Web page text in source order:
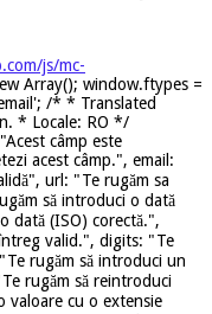
js/mc-
Array(); window.ftypes =
/* * Translated
* Locale: RO */
câmp este
acest câmp.", email:
url: "Te rugăm sa
să introduci o dată
dată (ISO) corectă.",
valid.", digits: "Te
rugăm să introduci un
rugăm să reintroduci
valoare cu o extensie